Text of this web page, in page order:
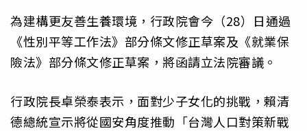
為建構更友善生養環境，行政院會今（28）日通過
《性別平等工作法》部分條文修正草案及《就業保
險法》部分條文修正草案，將函請立法院審議。
行政院長卓榮泰表示，面對少子女化的挑戰，賴清
德總統宣示將從國安角度推動「台灣人口對策新戰